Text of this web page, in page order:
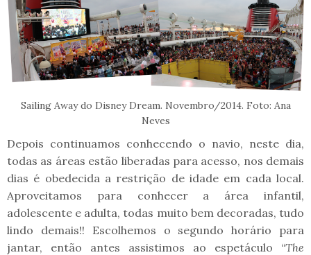
Sailing Away do Disney Dream. Novembro/2014. Foto: Ana
Neves
Depois continuamos conhecendo o navio, neste dia,
todas as áreas estão liberadas para acesso, nos demais
dias é obedecida a restrição de idade em cada local.
Aproveitamos para conhecer a área infantil,
adolescente e adulta, todas muito bem decoradas, tudo
lindo demais!! Escolhemos o segundo horário para
jantar, então antes assistimos ao espetáculo “The